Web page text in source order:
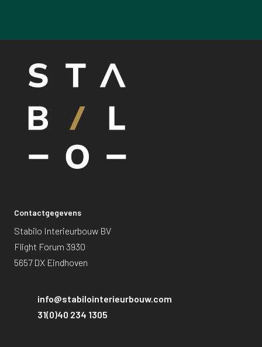
Contactgegevens
Stabilo Interieurbouw BV
Flight Forum 3930
5657 DX Eindhoven
info@stabilointerieurbouw.com
31(0)40 234 1305